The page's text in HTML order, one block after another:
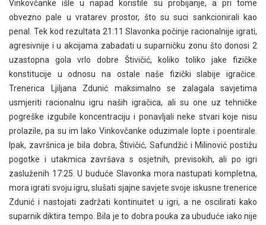
Vinkovčanke išle u napad koristile su probijanje, a pri tome
obvezno pale u vratarev prostor, što su suci sankcionirali kao
penal. Tek kod rezultata 21:11 Slavonka počinje racionalnije igrati,
agresivnije i u akcijama zabadati u suparničku zonu što donosi 2
uzastopna gola vrlo dobre Štivičić, koliko toliko jake fizičke
konstitucije u odnosu na ostale naše fizički slabije igračice.
Trenerica Ljiljana Zdunić maksimalno se zalagala savjetima
usmjeriti racionalnu igru naših igračica, ali su one uz tehničke
pogreške izgubile koncentraciju i ponavljali neke stvari koje nisu
prolazile, pa su im lako Vinkovčanke oduzimale lopte i poentirale.
Ipak, završnica je bila dobra, Štivičić, Safundžić i Milinović postižu
pogotke i utakmica završava s osjetnih, previsokih, ali po igri
zasluženih 17:25. U buduće Slavonka mora nastupati kompletna,
mora igrati svoju igru, slušati sjajne savjete svoje iskusne trenerice
Zdunić i nastojati zadržati kontinuitet u igri, a ne oscilirati kako
suparnik diktira tempo. Bila je to dobra pouka za ubuduće iako nije